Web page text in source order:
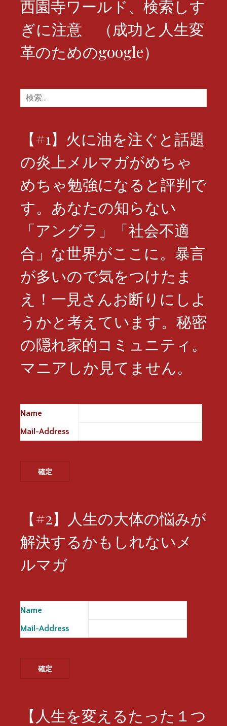
西園寺ワールド、検索しす
ぎに注意 （成功と人生変
革のためのgoogle）
検
索:
【#1】火に油を注ぐと話題
の炎上メルマガがめちゃ
めちゃ勉強になると評判で
す。あなたの知らない
「アングラ」「社会不適
合」な世界がここに。暴言
が多いので気をつけたま
え！一見さんお断りにしよ
うかと考えています。秘密
の隠れ家的コミュニティ。
マニアしか見てません。
Name
Mail-Address
【#2】人生の大体の悩みが
解決するかもしれないメ
ルマガ
Name
Mail-Address
【人生を変えるたった１つ